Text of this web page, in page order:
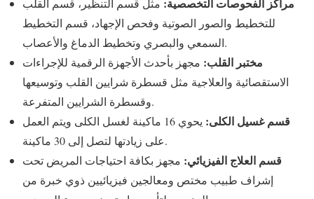
للتخطيط والصور الصوتية وفحص الإجهاد، قسم التخطيط
السمعي والبصري وتخطيط الدماغ والأعصاب.
مختبر القلب: مجهز بأحدث الأجهزة الرقمية للإجراءات
الاستقصائية والعلاجية مثل قسطرة شرايين القلب وتوسيعها
وقسطرة الشرايين المتفرعة.
قسم غسيل الكلى:
يحوي 16 ماكينة لغسل الكلى ويتم العمل
على زيادتها لتصل إلى 30 ماكينة.
قسم العلاج الفيزيائي: مجهز بكافة احتياجات المريض تحت
إشراف طبيب مختص ومعالجين فيزيائيين ذوي خبرة من